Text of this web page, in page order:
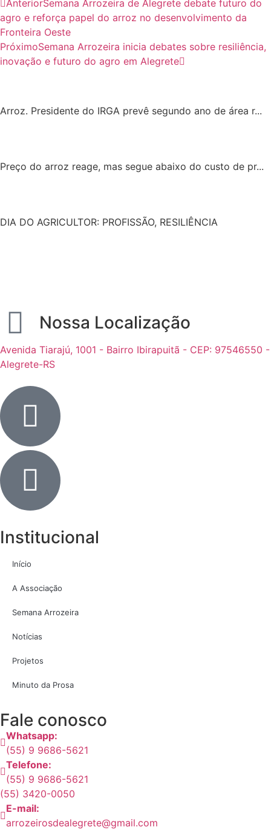
AnteriorSemana Arrozeira de Alegrete debate futuro do
agro e reforça papel do arroz no desenvolvimento da
Fronteira Oeste
PróximoSemana Arrozeira inicia debates sobre resiliência,
inovação e futuro do agro em Alegrete
Arroz. Presidente do IRGA prevê segundo ano de área r...
Preço do arroz reage, mas segue abaixo do custo de pr...
DIA DO AGRICULTOR: PROFISSÃO, RESILIÊNCIA
Nossa Localização
Avenida Tiarajú, 1001 - Bairro Ibirapuitã - CEP: 97546550 -
Alegrete-RS
Institucional
Início
A Associação
Semana Arrozeira
Notícias
Projetos
Minuto da Prosa
Fale conosco
Whatsapp:
(55) 9 9686-5621
Telefone:
(55) 9 9686-5621
(55) 3420-0050
E-mail:
arrozeirosdealegrete@gmail.com